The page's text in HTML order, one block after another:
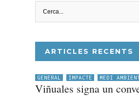
ARTICLES RECENTS
GENERAL IMPACTE MEDI
Viñuales signa un